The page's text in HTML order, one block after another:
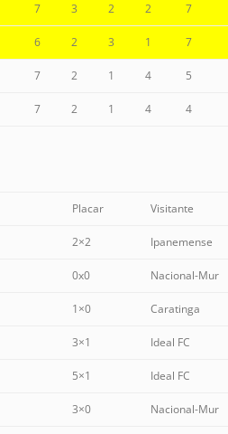
7 3 2 2 7
6 2 3 1 7
7 2 1 4 5
7 2 1 4 4
Placar Visitante
2×2 Ipanemense
0x0 Nacional-Mur
1×0 Caratinga
3×1 Ideal FC
5×1 Ideal FC
3×0 Nacional-Mur